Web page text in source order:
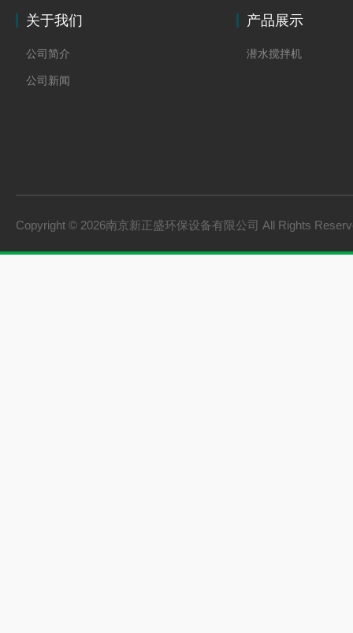
关于我们
公司简介
公司新闻
产品展示
潜水搅拌机
Copyright © 2026南京新正盛环保设备有限公司 All Rights